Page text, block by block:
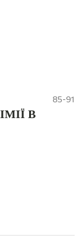
85-91
В